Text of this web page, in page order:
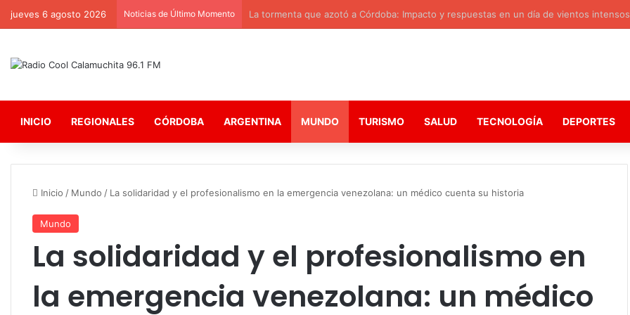
jueves 6 agosto 2026 Noticias de Último Momento La tormenta que azotó a Córdoba: Impacto y respuestas en un día de vientos intensos
INICIO REGIONALES CÓRDOBA ARGENTINA MUNDO TURISMO SALUD TECNOLOGÍA DEPORTES
Inicio / Mundo / La solidaridad y el profesionalismo en la emergencia venezolana: un médico cuenta su historia
Mundo
La solidaridad y el profesionalismo en
la emergencia venezolana: un médico